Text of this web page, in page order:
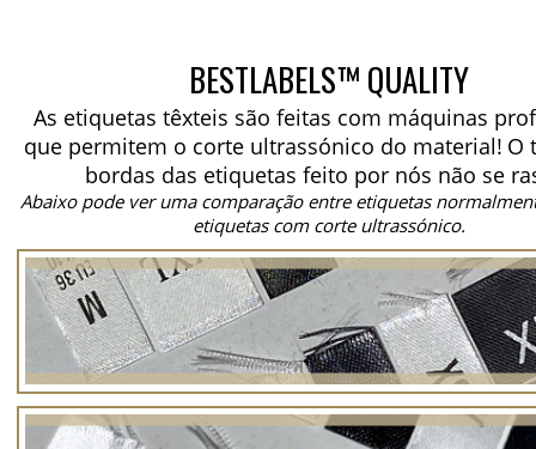
BESTLABELS™ QUALITY
As etiquetas têxteis são feitas com máquinas
que permitem o corte ultrassónico do material! O
bordas das etiquetas feito por nós não se
Abaixo pode ver uma comparação entre etiquetas
etiquetas com corte ultrassónico.